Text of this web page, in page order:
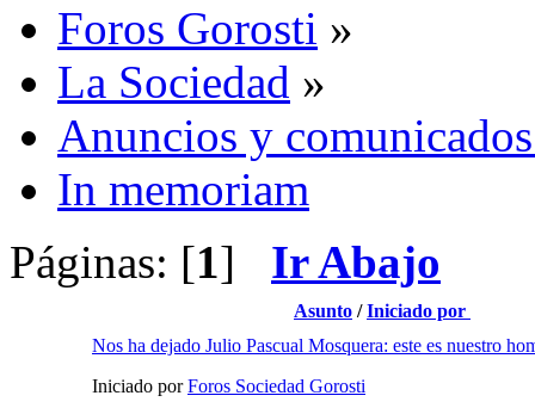
Foros Gorosti »
La Sociedad »
Anuncios y
In memoriam
Páginas: [1] Ir Abajo
Asunto /Iniciado por
Nos ha dejado Julio Pascual Mosquera: este es nuestro
Iniciado porForos Sociedad Gorosti